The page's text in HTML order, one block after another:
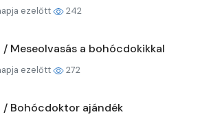
ezelőtt 242
/ Meseolvasás a bohócdokikkal
ezelőtt 272
/ Bohócdoktor ajándék